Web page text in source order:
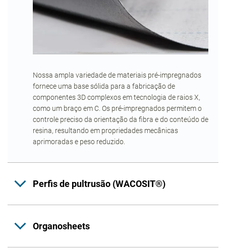
Nossa ampla variedade de materiais pré-impregnados
fornece uma base sólida para a fabricação de
componentes 3D complexos em tecnologia de raios X,
como um braço em C. Os pré-impregnados permitem o
controle preciso da orientação da fibra e do conteúdo de
resina, resultando em propriedades mecânicas
aprimoradas e peso reduzido.
Perfis de pultrusão (WACOSIT®)
Organosheets